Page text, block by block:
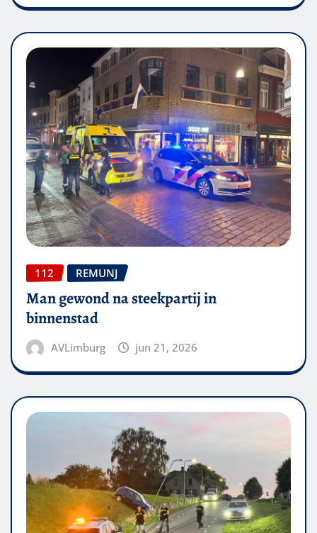
112 REMUNJ
Man gewond na steekpartij in
binnenstad
AVLimburg jun 21, 2026